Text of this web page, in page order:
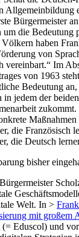
Allgemeinbildung
Bürgermeister
um die Bedeutung
Völkern haben
von
vereinbart.“ Im
von 1963
Bedeutung
in jedem der
die Französisch
die Deutsch
bisher
Welt. In >
mit großem
(= Eduscol) und